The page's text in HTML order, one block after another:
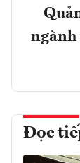
ngành
Đọc